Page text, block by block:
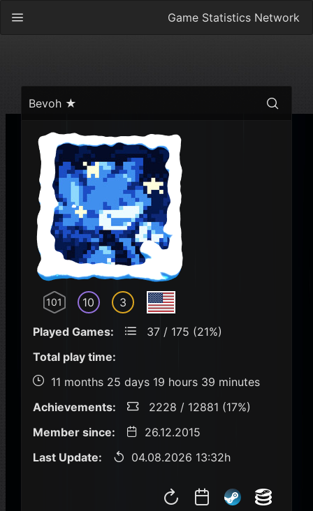
Game Statistics Network
Bevoh ★
101 10 3
Played Games:
37 / 175 (21%)
Total play time:
11 months 25 days 19 hours 39 minutes
Achievements:
2228 / 12881 (17%)
Member since:
26.12.2015
Last Update:
04.08.2026 13:32h